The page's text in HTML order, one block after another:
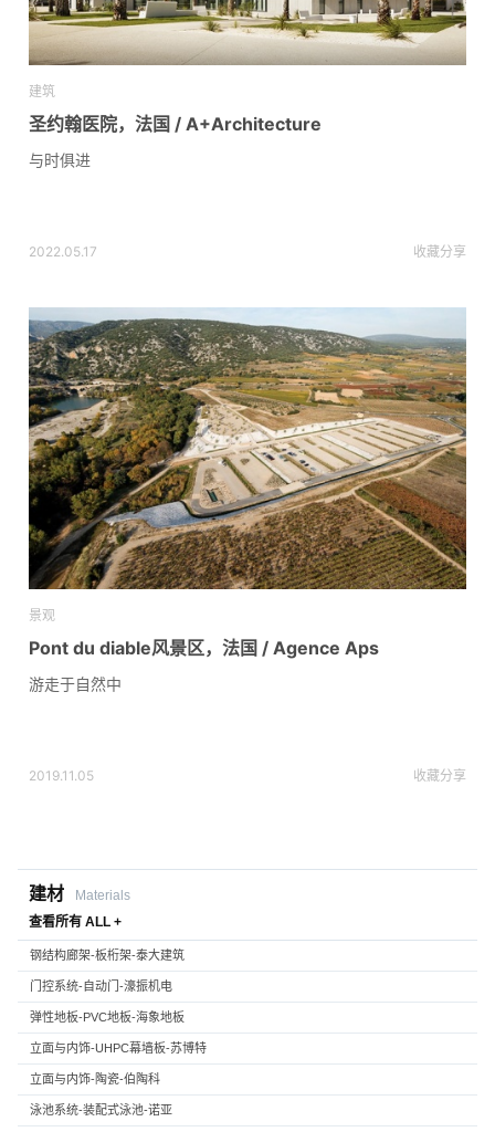
建筑
圣约翰医院，法国 / A+Architecture
与时俱进
2022.05.17 收藏分享
景观
Pont du diable风景区，法国 / Agence Aps
游走于自然中
2019.11.05 收藏分享
建材
Materials
查看所有 ALL +
钢结构廊架-板桁架-泰大建筑
门控系统-自动门-濠振机电
弹性地板-PVC地板-海象地板
立面与内饰-UHPC幕墙板-苏博特
立面与内饰-陶瓷-伯陶科
泳池系统-装配式泳池-诺亚